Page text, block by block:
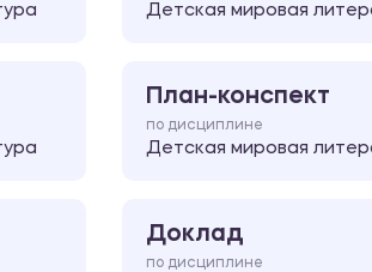
Детская мировая
План-конспект
по дисциплине
Детская мировая
Доклад
по дисциплине